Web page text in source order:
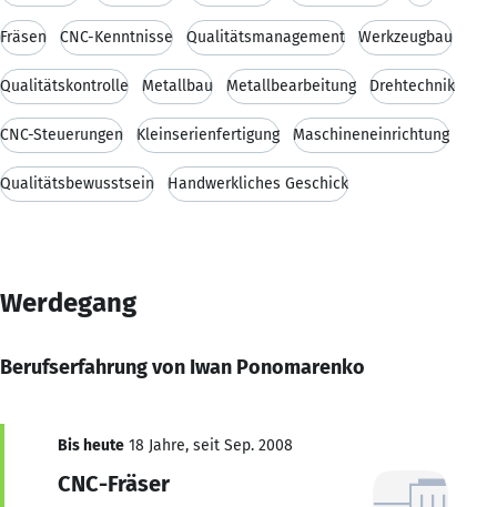
Fräsen CNC-Kenntnisse Qualitätsmanagement Werkzeugbau
Qualitätskontrolle Metallbau Metallbearbeitung Drehtechnik
CNC-Steuerungen Kleinserienfertigung Maschineneinrichtung
Qualitätsbewusstsein Handwerkliches Geschick
Werdegang
Berufserfahrung von Iwan Ponomarenko
Bis heute 18 Jahre, seit Sep. 2008
CNC-Fräser